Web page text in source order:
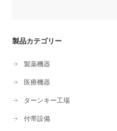
製品カテゴリー
製薬機器
医療機器
ターンキー工場
付帯設備